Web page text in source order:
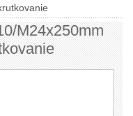
M24x250mm